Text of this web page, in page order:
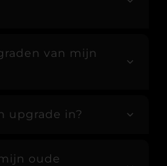
van mijn
upgrade in?
oude